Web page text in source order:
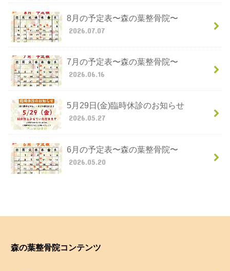
8月の予定表〜森の葉整骨院〜
2026.07.07
7月の予定表〜森の葉整骨院〜
2026.06.16
5月29日(金)臨時休診のお知らせ
2026.05.27
6月の予定表〜森の葉整骨院〜
2026.05.20
森の葉整骨院コンテンツ